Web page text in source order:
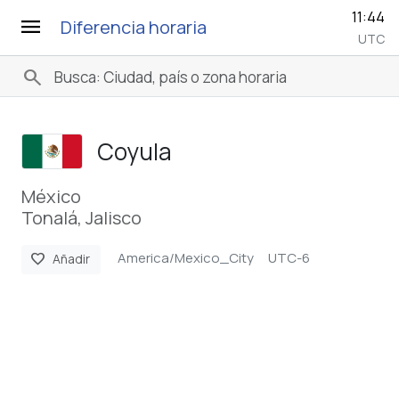
menu Diferencia horaria 11:44
UTC
search
Coyula
México
Tonalá, Jalisco
favorite Añadir America/Mexico_City UTC-6